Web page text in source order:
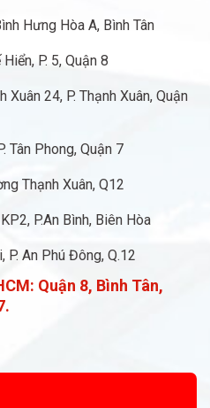
Hưng Hòa A, Bình Tân
P. 5, Quận 8
24, P. Thạnh Xuân, Quận
Tân Phong, Quận 7
Thạnh Xuân, Q12
P.An Bình, Biên Hòa
An Phú Đông, Q.12
Quận 8, Bình Tân,